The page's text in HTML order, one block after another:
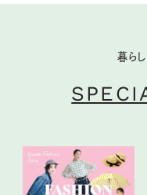
暮ら